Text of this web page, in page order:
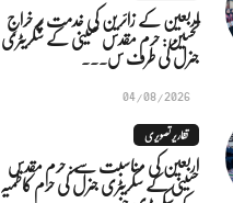
اربعین کے زائرین کی خدمت پر خراجِ
تحسین: حرم مقدس حسینی کے سکریٹری
جنرل کی طرف س...
04/08/2026
تقاریر تصویری
اربعین کی مناسبت سے: حرم مقدس
حسینی کے سکریٹری جنرل کی حرم کاظمیہ